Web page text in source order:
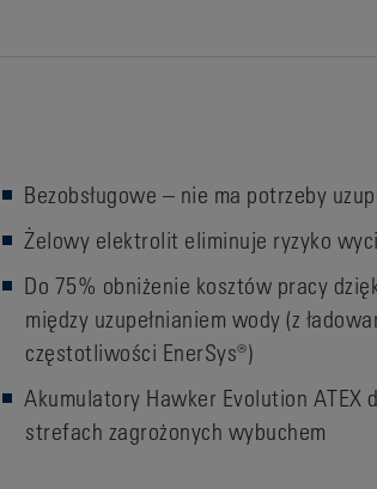
Bezobsługowe – nie ma potrzeby
Żelowy elektrolit eliminuje ryzyko
Do 75% obniżenie kosztów pracy
między uzupełnianiem wody (z
częstotliwości EnerSys®)
Akumulatory Hawker Evolution ATEX
strefach zagrożonych wybuchem